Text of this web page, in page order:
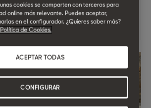
exclusiva Ondinauto
cookies se comparten con terceros para
online más relevante. Puedes aceptar,
en el configurador. ¿Quieres saber más?
Política de Cookies.
ACEPTAR TODAS
CONFIGURAR